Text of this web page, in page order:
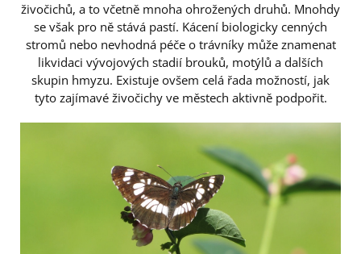
živočichů, a to včetně mnoha ohrožených druhů. Mnohdy
se však pro ně stává pastí. Kácení biologicky cenných
stromů nebo nevhodná péče o trávníky může znamenat
likvidaci vývojových stadií brouků, motýlů a dalších
skupin hmyzu. Existuje ovšem celá řada možností, jak
tyto zajímavé živočichy ve městech aktivně podpořit.